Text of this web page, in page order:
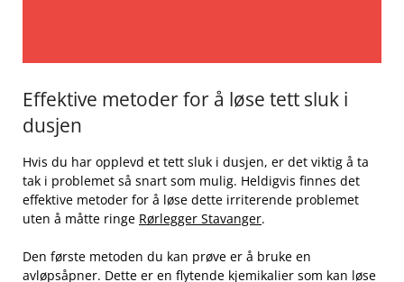
Effektive metoder‍ for å løse tett sluk ‍i
⁢dusjen
Hvis du ⁢har opplevd et ‍tett sluk i dusjen, er det viktig⁣ å ta
tak i problemet så snart som mulig. Heldigvis finnes det
effektive metoder ⁤for å løse dette irriterende problemet
uten å måtte ringe Rørlegger Stavanger.
Den første metoden du kan prøve er å bruke en
avløpsåpner. ⁢Dette ‍er en flytende kjemikalier som kan løse​